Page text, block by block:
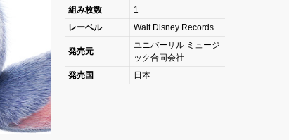
組み枚数
1
レーベル
Walt Disney Records
発売元
ユニバーサル ミュージ
ック合同会社
発売国
日本